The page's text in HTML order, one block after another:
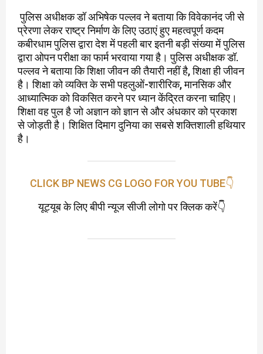
पुलिस अधीक्षक डॉ अभिषेक पल्लव ने बताया कि विवेकानंद जी से
प्रेरणा लेकर राष्ट्र निर्माण के लिए उठाएं हुए महत्वपूर्ण कदम
कबीरधाम पुलिस द्वारा देश में पहली बार इतनी बड़ी संख्या में पुलिस
द्वारा ओपन परीक्षा का फार्म भरवाया गया है। पुलिस अधीक्षक डॉ.
पल्लव ने बताया कि शिक्षा जीवन की तैयारी नहीं है, शिक्षा ही जीवन
है। शिक्षा को व्यक्ति के सभी पहलुओं-शारीरिक, मानसिक और
आध्यात्मिक को विकसित करने पर ध्यान केंद्रित करना चाहिए।
शिक्षा वह पुल है जो अज्ञान को ज्ञान से और अंधकार को प्रकाश
से जोड़ती है। शिक्षित दिमाग दुनिया का सबसे शक्तिशाली हथियार
है।
CLICK BP NEWS CG LOGO FOR YOU TUBE👇
यूट्यूब के लिए बीपी न्यूज सीजी लोगो पर क्लिक करें👇